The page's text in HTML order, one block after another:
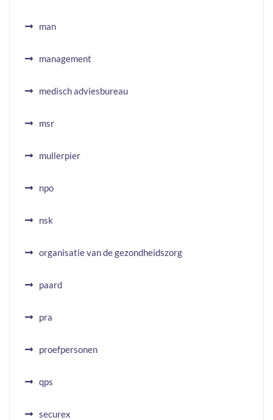
man
management
medisch adviesbureau
msr
mullerpier
npo
nsk
organisatie van de gezondheidszorg
paard
pra
proefpersonen
qps
securex